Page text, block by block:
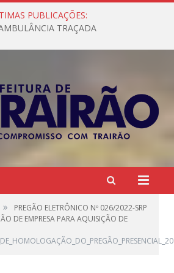
PUBLICAÇÕES:
TRAÇADA
»
PREGÃO ELETRÔNICO Nº 026/2022-SRP
DE EMPRESA PARA AQUISIÇÃO DE